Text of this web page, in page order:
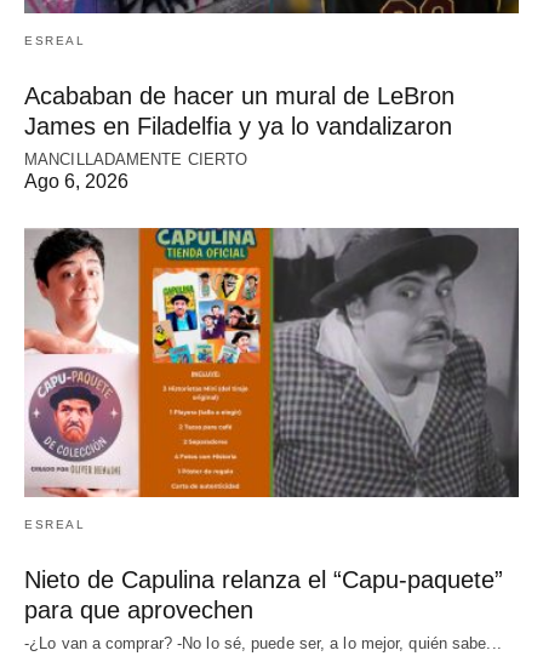
ESREAL
Acababan de hacer un mural de LeBron
James en Filadelfia y ya lo vandalizaron
MANCILLADAMENTE CIERTO
Ago 6, 2026
ESREAL
Nieto de Capulina relanza el “Capu-paquete”
para que aprovechen
-¿Lo van a comprar? -No lo sé, puede ser, a lo mejor, quién sabe...